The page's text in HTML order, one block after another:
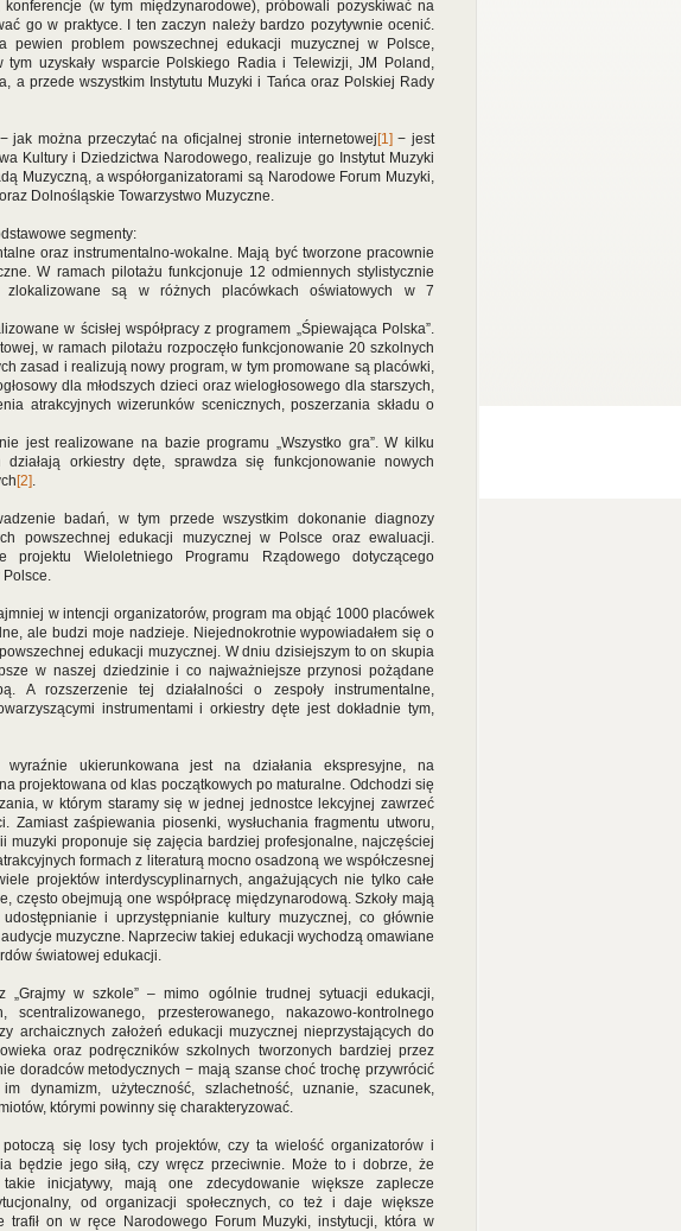
(w tym międzynarodowe), próbowali pozyskiwać na
go w praktyce. I ten zaczyn należy bardzo pozytywnie ocenić.
pewien problem powszechnej edukacji muzycznej w Polsce,
tym uzyskały wsparcie Polskiego Radia i Telewizji, JM Poland,
a przede wszystkim Instytutu Muzyki i Tańca oraz Polskiej Rady
jak można przeczytać na oficjalnej stronie internetowej [1] − jest
Kultury i Dziedzictwa Narodowego, realizuje go Instytut Muzyki
Muzyczną, a współorganizatorami są Narodowe Forum Muzyki,
Dolnośląskie Towarzystwo Muzyczne.
segmenty:
oraz instrumentalno-wokalne. Mają być tworzone pracownie
W ramach pilotażu funkcjonuje 12 odmiennych stylistycznie
zlokalizowane są w różnych placówkach oświatowych w 7
w ścisłej współpracy z programem „Śpiewająca Polska”.
w ramach pilotażu rozpoczęło funkcjonowanie 20 szkolnych
zasad i realizują nowy program, w tym promowane są placówki,
dla młodszych dzieci oraz wielogłosowego dla starszych,
atrakcyjnych wizerunków scenicznych, poszerzania składu o
realizowane na bazie programu „Wszystko gra”. W kilku
działają orkiestry dęte, sprawdza się funkcjonowanie nowych
[2].
badań, w tym przede wszystkim dokonanie diagnozy
powszechnej edukacji muzycznej w Polsce oraz ewaluacji.
projektu Wieloletniego Programu Rządowego dotyczącego
w intencji organizatorów, program ma objąć 1000 placówek
ale budzi moje nadzieje. Niejednokrotnie wypowiadałem się o
edukacji muzycznej. W dniu dzisiejszym to on skupia
w naszej dziedzinie i co najważniejsze przynosi pożądane
A rozszerzenie tej działalności o zespoły instrumentalne,
instrumentami i orkiestry dęte jest dokładnie tym,
ukierunkowana jest na działania ekspresyjne, na
projektowana od klas początkowych po maturalne. Odchodzi się
w którym staramy się w jednej jednostce lekcyjnej zawrzeć
Zamiast zaśpiewania piosenki, wysłuchania fragmentu utworu,
muzyki proponuje się zajęcia bardziej profesjonalne, najczęściej
formach z literaturą mocno osadzoną we współczesnej
projektów interdyscyplinarnych, angażujących nie tylko całe
często obejmują one współpracę międzynarodową. Szkoły mają
i uprzystępnianie kultury muzycznej, co głównie
muzyczne. Naprzeciw takiej edukacji wychodzą omawiane
światowej edukacji.
„Grajmy w szkole” – mimo ogólnie trudnej sytuacji edukacji,
scentralizowanego, przesterowanego, nakazowo-kontrolnego
archaicznych założeń edukacji muzycznej nieprzystających do
oraz podręczników szkolnych tworzonych bardziej przez
doradców metodycznych − mają szanse choć trochę przywrócić
dynamizm, użyteczność, szlachetność, uznanie, szacunek,
którymi powinny się charakteryzować.
się losy tych projektów, czy ta wielość organizatorów i
będzie jego siłą, czy wręcz przeciwnie. Może to i dobrze, że
inicjatywy, mają one zdecydowanie większe zaplecze
od organizacji społecznych, co też i daje większe
trafił on w ręce Narodowego Forum Muzyki, instytucji, która w